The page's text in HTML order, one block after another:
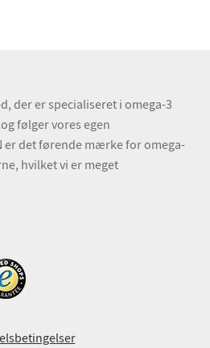
der er specialiseret i omega-3
følger vores egen
er det førende mærke for omega-
hvilket vi er meget